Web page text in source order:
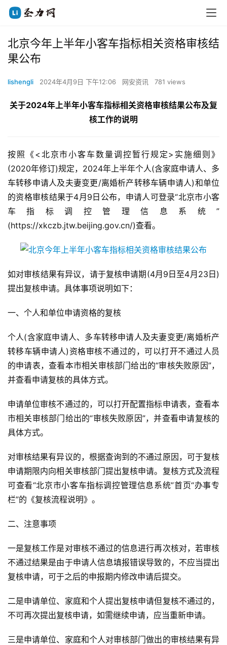
北京今年上半年小客车指标相关资格审核结
果公布
lishengli 2024年4月9日 下午12:06 网安资讯 781 views
关于2024年上半年小客车指标相关资格审核结果公布及复
核工作的说明
按照《<北京市小客车数量调控暂行规定>实施细则》
(2020年修订)规定，2024年上半年个人(含家庭申请人、多
车转移申请人及夫妻变更/离婚析产转移车辆申请人)和单位
的资格审核结果于4月9日公布，申请人可登录“北京市小客
车指标调控管理信息系统”
(https://xkczb.jtw.beijing.gov.cn/)查看。
如对审核结果有异议，请于复核申请期(4月9日至4月23日)
提出复核申请。具体事项说明如下：
一、个人和单位申请资格的复核
个人(含家庭申请人、多车转移申请人及夫妻变更/离婚析产
转移车辆申请人)资格审核不通过的，可以打开不通过人员
的申请表，查看本市相关审核部门给出的“审核失败原因”，
并查看申请复核的具体方式。
申请单位审核不通过的，可以打开配置指标申请表，查看本
市相关审核部门给出的“审核失败原因”，并查看申请复核的
具体方式。
对审核结果有异议的，根据查询到的不通过原因，可于复核
申请期限内向相关审核部门提出复核申请。复核方式及流程
可查看“北京市小客车指标调控管理信息系统”首页“办事专
栏”的《复核流程说明》。
二、注意事项
一是复核工作是对审核不通过的信息进行再次核对，若审核
不通过结果是由于申请人信息填报错误导致的，不应当提出
复核申请，可于之后的申报期内修改申请后提交。
二是申请单位、家庭和个人提出复核申请但复核不通过的，
不可再次提出复核申请，如需继续申请，应当重新申请。
三是申请单位、家庭和个人对审核部门做出的审核结果有异